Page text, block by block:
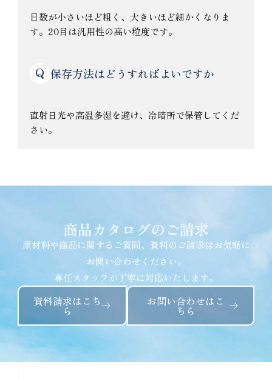
目数が小さいほど粗く、大きいほど細かくなりま
す。20目は汎用性の高い粒度です。
Q 保存方法はどうすればよいですか
直射日光や高温多湿を避け、冷暗所で保管してくだ
さい。
商品カタログのご請求
原材料や商品に関するご質問、資料のご請求はお気軽に
お問い合わせください。
専任スタッフが丁寧に対応いたします。
資料請求はこち
ら
お問い合わせはこ
ちら